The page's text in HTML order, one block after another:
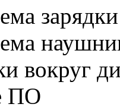
зарядки
вокруг
ПО